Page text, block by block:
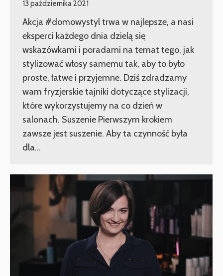
13 października 2021
Akcja #domowystyl trwa w najlepsze, a nasi
eksperci każdego dnia dzielą się
wskazówkami i poradami na temat tego, jak
stylizować włosy samemu tak, aby to było
proste, łatwe i przyjemne. Dziś zdradzamy
wam fryzjerskie tajniki dotyczące stylizacji,
które wykorzystujemy na co dzień w
salonach. Suszenie Pierwszym krokiem
zawsze jest suszenie. Aby ta czynność była
dla…